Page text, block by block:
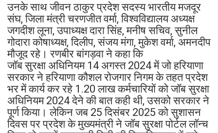
उनके साथ जीवन ठाकुर प्रदेश सदस्य भारतीय मजदूर
संघ, जिला मंत्री चरणजीत वर्मा, विश्वविद्यालय अध्यक्ष
जगदीश लूना, उपाध्यक्ष दारा सिंह, मनीष सचिव, सुनील
गोदारा कोषाध्यक्ष, दिलीप, संजय मंगा, मुकेश वर्मा, अमनदीप
मौजूद रहे। रणबीर बांगड़वा ने कहा कि
जॉब सुरक्षा अधिनियम 14 अगस्त 2024 में जो हरियाणा
सरकार ने हरियाणा कौशल रोजगार निगम के तहत प्रदेश
भर में कार्य कर रहे 1.20 लाख कर्मचारियों को जॉब सुरक्षा
अधिनियम 2024 देने की बात कही थी, उसको सरकार ने
पूर्ण किया। लेकिन जब 25 दिसंबर 2025 को सुशासन
दिवस पर प्रदेश के मुख्यमंत्री ने जॉब सुरक्षा पोर्टल लॉन्च